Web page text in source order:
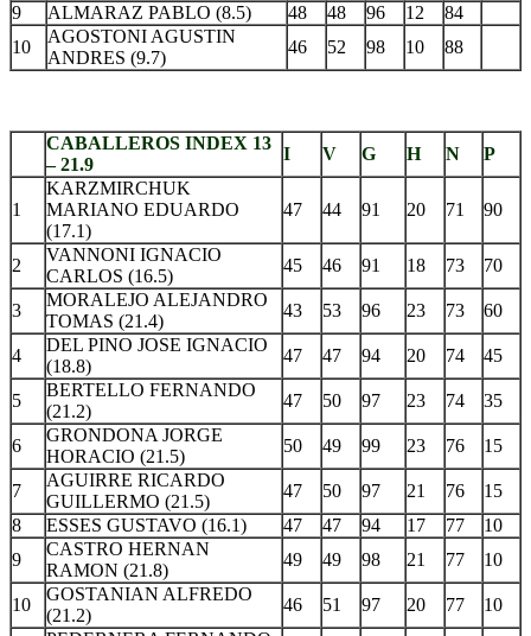
9
ALMARAZ PABLO (8.5) 48 48 96 12
84
10
AGOSTONI AGUSTIN
ANDRES (9.7)
46 52 98 10 88
CABALLEROS INDEX 13
– 21.9
I V G H N P
1
KARZMIRCHUK
MARIANO EDUARDO
(17.1)
47 44 91 20 71 90
2
VANNONI IGNACIO
CARLOS (16.5)
45 46 91 18 73 70
3
MORALEJO ALEJANDRO
TOMAS (21.4)
43 53 96 23 73 60
4
DEL PINO JOSE IGNACIO
(18.8)
47 47 94 20 74 45
5
BERTELLO FERNANDO
(21.2)
47 50 97 23 74 35
6
GRONDONA JORGE
HORACIO (21.5)
50 49 99 23 76 15
7
AGUIRRE RICARDO
GUILLERMO (21.5)
47 50 97 21 76
15
8
ESSES GUSTAVO (16.1) 47 47 94 17 77
10
9
CASTRO HERNAN
RAMON (21.8)
49 49 98 21 77 10
10
GOSTANIAN ALFREDO
(21.2)
46 51 97 20 77 10